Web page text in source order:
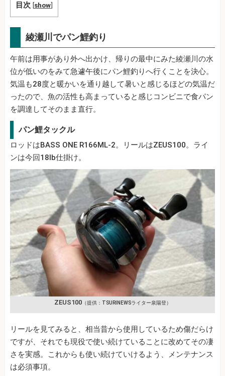
目次 [show]
綾瀬川でパン鯉釣り
午前は用事があり外へ出かけ、帰りの最中にみた綾瀬川の水
位が低いのをみて急遽午後にパン鯉釣りへ行くことを決心。
気温も28度と暖かいを通り越して暑いと感じるほどの気温だ
ったので、魚の活性も高まっていると感じコンビニで食パン
を調達してそのまま直行。
パン鯉タックル
ロッドはBASS ONE R166ML-2。リールはZEUS100。ライ
ンは今回18lb仕掛け。
ZEUS100（提供：TSURINEWSライター泉陽登）
リールを見てみると、相当昔から使用しているため傷だらけ
ですが、それでも現役で使い続けていることに改めてその凄
さを実感。これからも使い続けていけるよう、メンテナンス
は必須事項。